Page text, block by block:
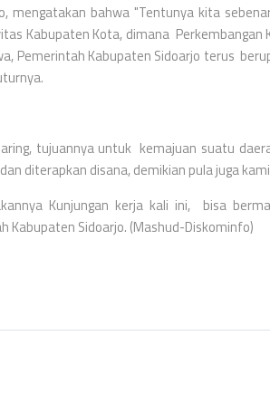
mengatakan bahwa "Tentunya kita
Kabupaten Kota, dimana Perkembangan
Pemerintah Kabupaten Sidoarjo terus
tujuannya untuk kemajuan suatu
diterapkan disana, demikian pula juga
Kunjungan kerja kali ini, bisa
Kabupaten Sidoarjo. (Mashud-Diskominfo)